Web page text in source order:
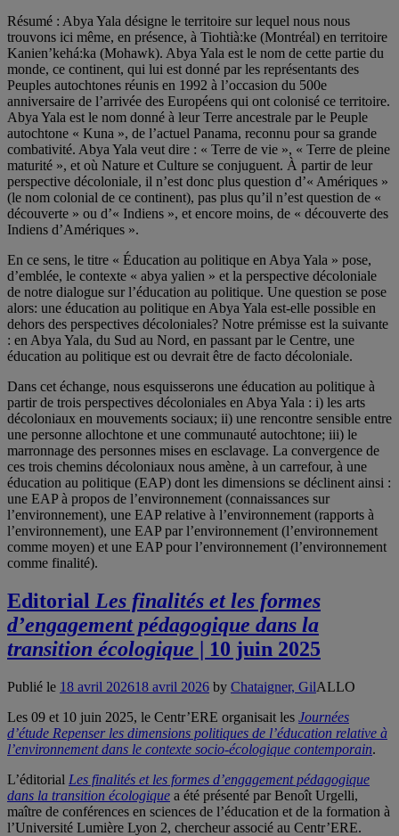
Résumé : Abya Yala désigne le territoire sur lequel nous nous
trouvons ici même, en présence, à Tiohtià:ke (Montréal) en territoire
Kanien’kehá:ka (Mohawk). Abya Yala est le nom de cette partie du
monde, ce continent, qui lui est donné par les représentants des
Peuples autochtones réunis en 1992 à l’occasion du 500e
anniversaire de l’arrivée des Européens qui ont colonisé ce territoire.
Abya Yala est le nom donné à leur Terre ancestrale par le Peuple
autochtone « Kuna », de l’actuel Panama, reconnu pour sa grande
combativité. Abya Yala veut dire : « Terre de vie », « Terre de pleine
maturité », et où Nature et Culture se conjuguent. À partir de leur
perspective décoloniale, il n’est donc plus question d’« Amériques »
(le nom colonial de ce continent), pas plus qu’il n’est question de «
découverte » ou d’« Indiens », et encore moins, de « découverte des
Indiens d’Amériques ».
En ce sens, le titre « Éducation au politique en Abya Yala » pose,
d’emblée, le contexte « abya yalien » et la perspective décoloniale
de notre dialogue sur l’éducation au politique. Une question se pose
alors: une éducation au politique en Abya Yala est-elle possible en
dehors des perspectives décoloniales? Notre prémisse est la suivante
: en Abya Yala, du Sud au Nord, en passant par le Centre, une
éducation au politique est ou devrait être de facto décoloniale.
Dans cet échange, nous esquisserons une éducation au politique à
partir de trois perspectives décoloniales en Abya Yala : i) les arts
décoloniaux en mouvements sociaux; ii) une rencontre sensible entre
une personne allochtone et une communauté autochtone; iii) le
marronnage des personnes mises en esclavage. La convergence de
ces trois chemins décoloniaux nous amène, à un carrefour, à une
éducation au politique (EAP) dont les dimensions se déclinent ainsi :
une EAP à propos de l’environnement (connaissances sur
l’environnement), une EAP relative à l’environnement (rapports à
l’environnement), une EAP par l’environnement (l’environnement
comme moyen) et une EAP pour l’environnement (l’environnement
comme finalité).
Editorial Les finalités et les formes
d’engagement pédagogique dans la
transition écologique | 10 juin 2025
Publié le 18 avril 202618 avril 2026 by Chataigner, GilALLO
Les 09 et 10 juin 2025, le Centr’ERE organisait les Journées
d’étude Repenser les dimensions politiques de l’éducation relative à
l’environnement dans le contexte socio-écologique contemporain.
L’éditorial Les finalités et les formes d’engagement pédagogique
dans la transition écologique a été présenté par Benoît Urgelli,
maître de conférences en sciences de l’éducation et de la formation à
l’Université Lumière Lyon 2, chercheur associé au Centr’ERE.